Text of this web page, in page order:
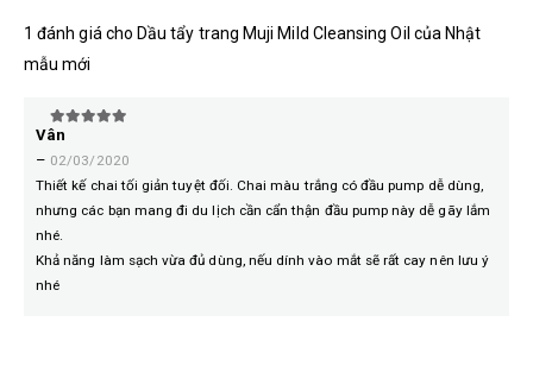
1 đánh giá cho Dầu tẩy trang Muji Mild Cleansing Oil của Nhật
mẫu mới
5trên 5
Vân
– 02/03/2020
Thiết kế chai tối giản tuyệt đối. Chai màu trắng có đầu pump dễ dùng,
nhưng các bạn mang đi du lịch cần cẩn thận đầu pump này dễ gãy lắm
nhé.
Khả năng làm sạch vừa đủ dùng, nếu dính vào mắt sẽ rất cay nên lưu ý
nhé